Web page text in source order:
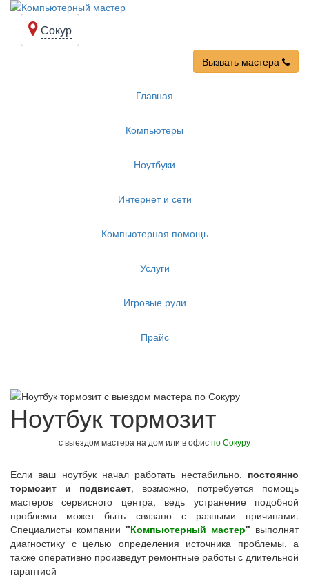
Сокур
Вызвать мастера
Главная
Компьютеры
Ноутбуки
Интернет и сети
Компьютерная помощь
Услуги
Игровые рули
Прайс
Ноутбук тормозит
с выездом мастера на дом или в офиспо Сокуру
Если ваш ноутбук начал работать нестабильно, постоянно
тормозит и подвисает, возможно, потребуется помощь
мастеров сервисного центра, ведь устранение подобной
проблемы может быть связано с разными причинами.
Специалисты компании "Компьютерный мастер" выполнят
диагностику с целью определения источника проблемы, а
также оперативно произведут ремонтные работы с длительной
гарантией